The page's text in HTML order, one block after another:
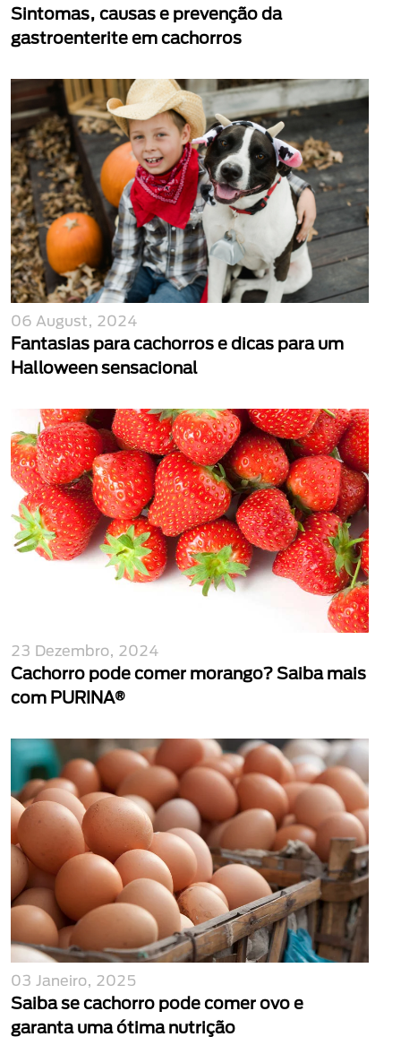
Sintomas, causas e prevenção da
gastroenterite em cachorros
06 August, 2024
Fantasias para cachorros e dicas para um
Halloween sensacional
23 Dezembro, 2024
Cachorro pode comer morango? Saiba mais
com PURINA®
03 Janeiro, 2025
Saiba se cachorro pode comer ovo e
garanta uma ótima nutrição